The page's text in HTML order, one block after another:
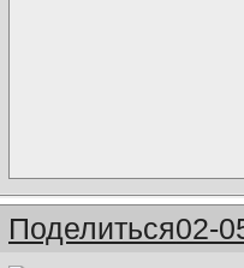
Поделиться02-